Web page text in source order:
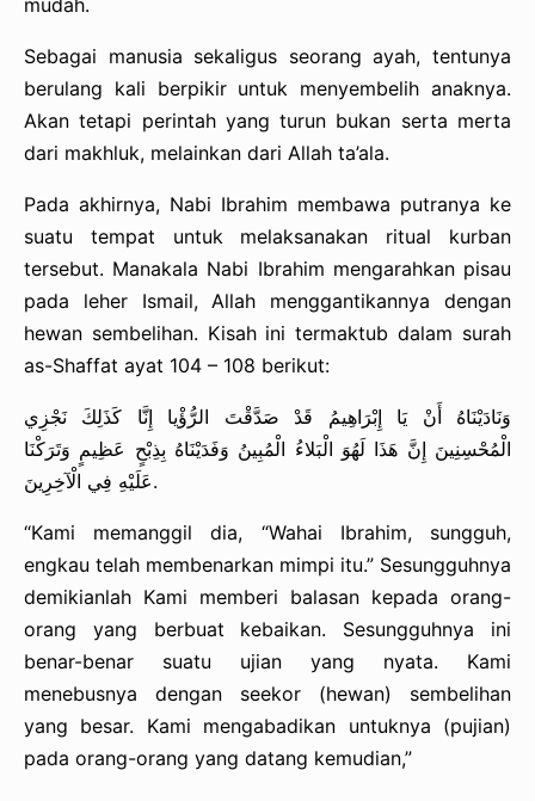
mudah.
Sebagai manusia sekaligus seorang ayah, tentunya
berulang kali berpikir untuk menyembelih anaknya.
Akan tetapi perintah yang turun bukan serta merta
dari makhluk, melainkan dari Allah ta’ala.
Pada akhirnya, Nabi Ibrahim membawa putranya ke
suatu tempat untuk melaksanakan ritual kurban
tersebut. Manakala Nabi Ibrahim mengarahkan pisau
pada leher Ismail, Allah menggantikannya dengan
hewan sembelihan. Kisah ini termaktub dalam surah
as-Shaffat ayat 104 – 108 berikut:
وَنَادَيْنَاهُ أَنْ يَا إِبْرَاهِيمُ قَدْ صَدَّقْتَ الرُّؤْيا إِنَّا كَذَلِكَ نَجْزِي
الْمُحْسِنِينَ إِنَّ هَذَا لَهُوَ الْبَلاءُ الْمُبِينُ وَفَدَيْنَاهُ بِذِبْحٍ عَظِيمٍ وَتَرَكْنَا
عَلَيْهِ فِي الْآخِرِينَ.
“Kami memanggil dia, “Wahai Ibrahim, sungguh,
engkau telah membenarkan mimpi itu.” Sesungguhnya
demikianlah Kami memberi balasan kepada orang-
orang yang berbuat kebaikan. Sesungguhnya ini
benar-benar suatu ujian yang nyata. Kami
menebusnya dengan seekor (hewan) sembelihan
yang besar. Kami mengabadikan untuknya (pujian)
pada orang-orang yang datang kemudian,”